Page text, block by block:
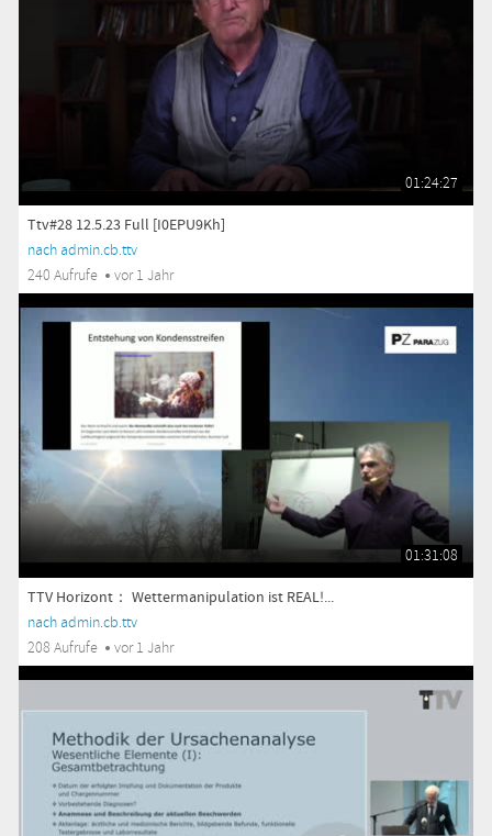
01:24:27
Ttv#28 12.5.23 Full [I0EPU9Kh]
nach admin.cb.ttv
240 Aufrufe
vor 1 Jahr
01:31:08
TTV Horizont： Wettermanipulation ist REAL!...
nach admin.cb.ttv
208 Aufrufe
vor 1 Jahr